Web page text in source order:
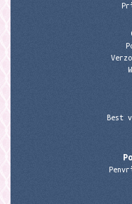
Best